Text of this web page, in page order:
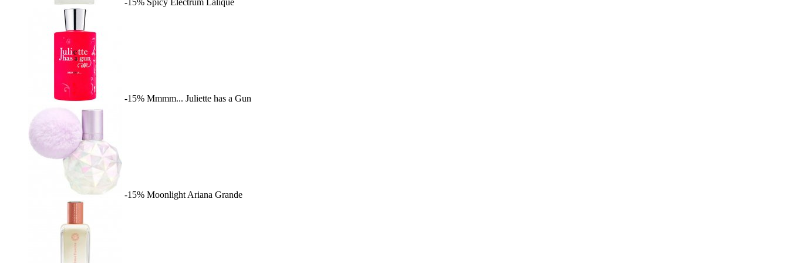
-15% Spicy Electrum Lalique
-15% Mmmm... Juliette has a Gun
-15% Moonlight Ariana Grande